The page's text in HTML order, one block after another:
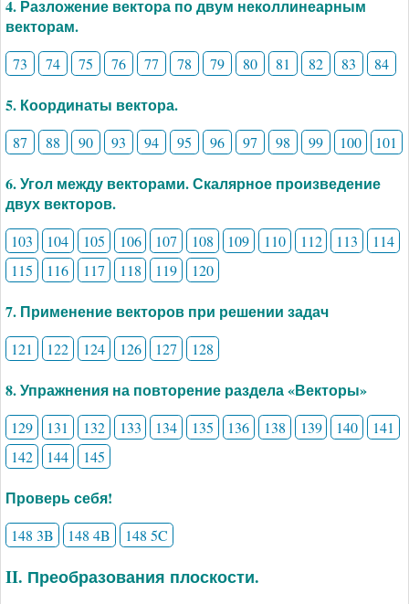
4. Разложение вектора по двум неколлинеарным
векторам.
73 74 75 76 77 78 79 80 81 82 83 84
5. Координаты вектора.
87 88 90 93 94 95 96 97 98 99 100 101
6. Угол между векторами. Скалярное произведение
двух векторов.
103 104 105 106 107 108 109 110 112 113
114
115
116 117 118 119 120
7. Применение векторов при решении задач
121 122 124 126 127 128
8. Упражнения на повторение раздела «Векторы»
129 131 132 133 134 135 136 138 139 140
141
142
144 145
Проверь себя!
148 3B 148 4B 148 5C
II. Преобразования плоскости.